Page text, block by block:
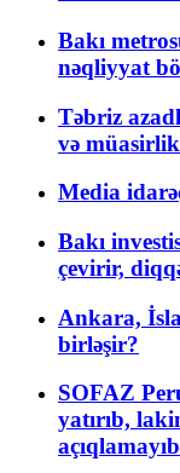
Bakı
nəqliyyat
Təbriz
və müasirlik
Media
Bakı
çevirir,
Ankara,
birləşir?
SOFAZ
yatırıb,
açıqlamayıb